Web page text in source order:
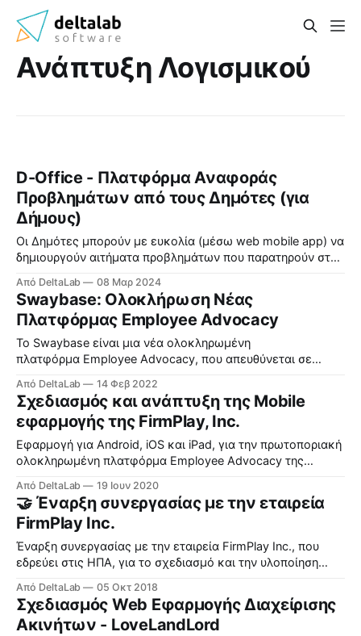
Ανάπτυξη Λογισμικού
D-Office - Πλατφόρμα Αναφοράς
Προβλημάτων από τους Δημότες (για
Δήμους)
Οι Δημότες μπορούν με ευκολία (μέσω web mobile app) να
δημιουργούν αιτήματα προβλημάτων που παρατηρούν στη
τους.
Από DeltaLab 08 Μαρ 2024
Swaybase: Ολοκλήρωση Νέας
Πλατφόρμας Employee Advocacy
Το Swaybase είναι μια νέα ολοκληρωμένη
πλατφόρμα Employee Advocacy, που απευθύνεται σε
τάσεις στον τομέα και μια νέα φιλοσοφία, όπου βάζει τον
υπάλληλο (ambassador) στην πρώτη θέση. Σχεδιασμένη
από την αρχή με βάση την ασφάλεια και το απόρρητο των
χρηστών. Η πλατφόρμα αποτελείται
Από DeltaLab 14 Φεβ 2022
Σχεδιασμός και ανάπτυξη της Mobile
εφαρμογής της FirmPlay, Inc.
Εφαρμογή για Android, iOS και iPad, για την πρωτοποριακή
ολοκληρωμένη πλατφόρμα Employee Advocacy της
εξυπηρετεί δεκάδες χιλιάδες χρήστες κυρίως σε Αμερική,
Ευρώπη και Μέση Ανατολή.
Από DeltaLab 19 Ιουν 2020
🤝 Έναρξη συνεργασίας με την εταιρεία
FirmPlay Inc.
Έναρξη συνεργασίας με την εταιρεία FirmPlay Inc., που
εδρεύει στις ΗΠΑ, για το σχεδιασμό και την υλοποίηση
https://www.firmplay.com/
Από DeltaLab 05 Οκτ 2018
Σχεδιασμός Web Εφαρμογής Διαχείρισης
Ακινήτων - LoveLandLord